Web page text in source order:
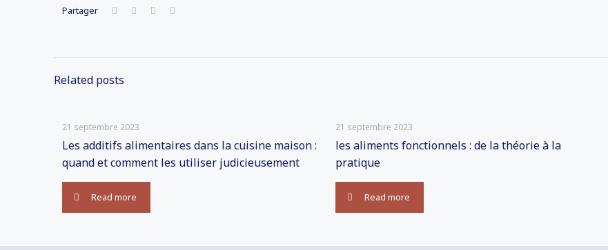
Partager
Related posts
21 septembre 2023
Les additifs alimentaires dans la cuisine maison :
quand et comment les utiliser judicieusement
Read more
21 septembre 2023
les aliments fonctionnels : de la théorie à la
pratique
Read more